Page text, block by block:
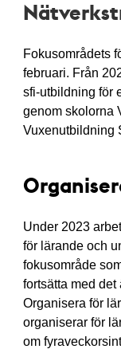
Fokusområdets
februari. Från
sfi-utbildning för
genom skolorna
Vuxenutbildning
Under 2023
för lärande och
fokusområde
fortsätta med
Organisera för
organiserar för
om